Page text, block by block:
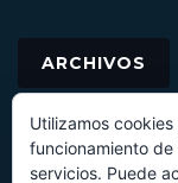
ARCHIVOS
Utilizamos
funcionamiento
servicios. Puede